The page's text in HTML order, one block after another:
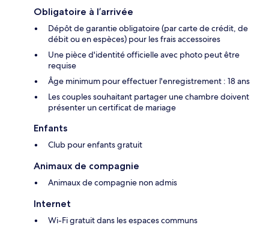
Obligatoire à l’arrivée
Dépôt de garantie obligatoire (par carte de crédit, de
débit ou en espèces) pour les frais accessoires
Une pièce d'identité officielle avec photo peut être
requise
Âge minimum pour effectuer l'enregistrement : 18 ans
Les couples souhaitant partager une chambre doivent
présenter un certificat de mariage
Enfants
Club pour enfants gratuit
Animaux de compagnie
Animaux de compagnie non admis
Internet
Wi-Fi gratuit dans les espaces communs